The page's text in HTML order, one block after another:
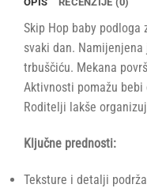
Skip Hop baby
svaki dan.
trbuščiću. Mekana
Aktivnosti pomažu
Roditelji lakše
Ključne prednosti:
Teksture i detalji